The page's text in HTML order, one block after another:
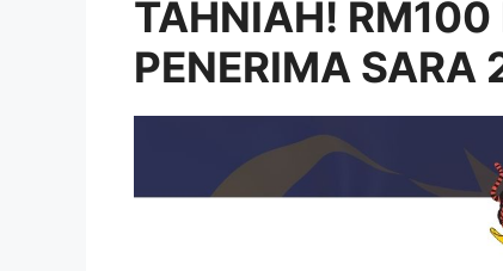
TAHNIAH! RM100
PENERIMA SARA